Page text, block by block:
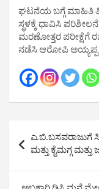
ಘಟನೆಯ ಬಗ್ಗೆ ಮಾಹಿತಿ
ಸ್ಥಳಕ್ಕೆ ಧಾವಿಸಿ
ಮರಣೋತ್ತರ ಪರೀಕ್ಷೆಗೆ
ನಡೆಸಿ ಆರೋಪಿ
Post
navigation
ಎ.ಬಿ.ಬಸವರಾಜುಗೆ
ಮತ್ತು ಕೈಮಗ್ಗ